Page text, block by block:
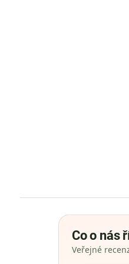
Co o nás
Veřejné